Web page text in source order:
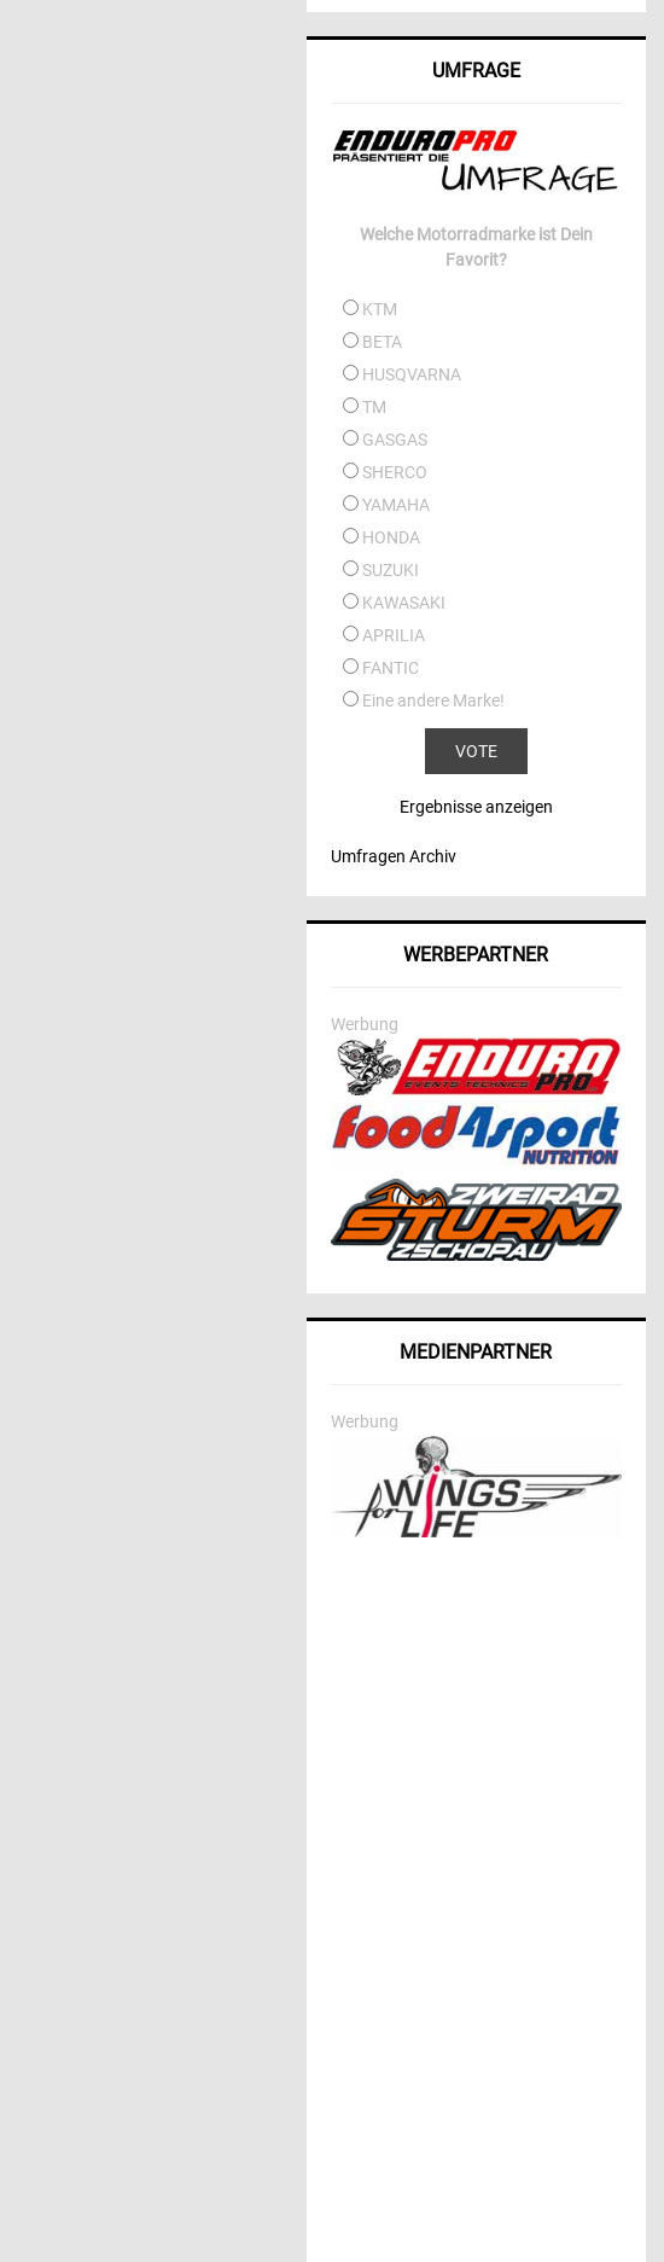
UMFRAGE
Welche Motorradmarke ist Dein
Favorit?
KTM
BETA
HUSQVARNA
TM
GASGAS
SHERCO
YAMAHA
HONDA
SUZUKI
KAWASAKI
APRILIA
FANTIC
Eine andere Marke!
Ergebnisse anzeigen
Umfragen Archiv
WERBEPARTNER
Werbung
MEDIENPARTNER
Werbung